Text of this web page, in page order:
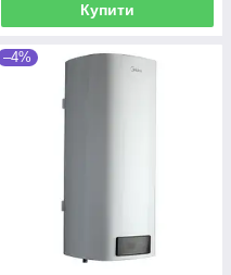
Купити
–4%